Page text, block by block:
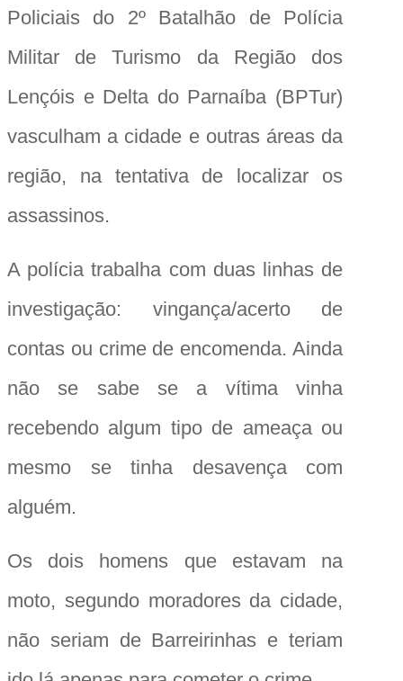
Policiais do 2º Batalhão de Polícia
Militar de Turismo da Região dos
Lençóis e Delta do Parnaíba (BPTur)
vasculham a cidade e outras áreas da
região, na tentativa de localizar os
assassinos.
A polícia trabalha com duas linhas de
investigação: vingança/acerto de
contas ou crime de encomenda. Ainda
não se sabe se a vítima vinha
recebendo algum tipo de ameaça ou
mesmo se tinha desavença com
alguém.
Os dois homens que estavam na
moto, segundo moradores da cidade,
não seriam de Barreirinhas e teriam